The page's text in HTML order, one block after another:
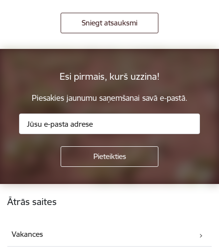
Sniegt atsauksmi
Esi pirmais, kurš uzzina!
Piesakies jaunumu saņemšanai savā e-pastā.
Kājene
Ātrās saites
Vakances